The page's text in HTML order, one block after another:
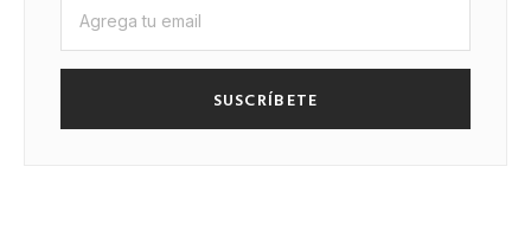
SUSCRÍBETE